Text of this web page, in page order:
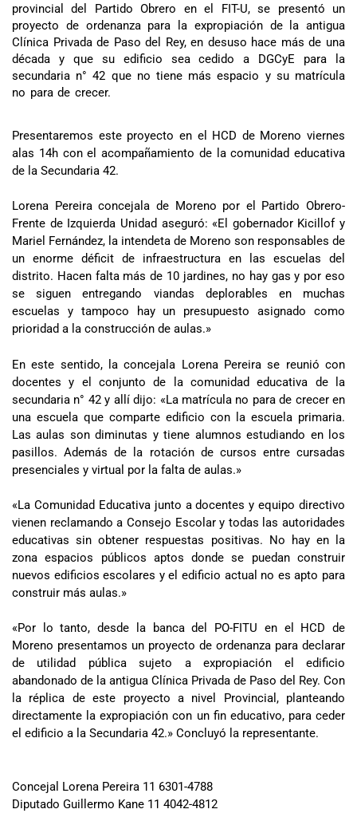
provincial del Partido Obrero en el FIT-U, se presentó un
proyecto de ordenanza para la expropiación de la antigua
Clínica Privada de Paso del Rey, en desuso hace más de una
década y que su edificio sea cedido a DGCyE para la
secundaria n° 42 que no tiene más espacio y su matrícula
no para de crecer.
Presentaremos este proyecto en el HCD de Moreno viernes
alas 14h con el acompañamiento de la comunidad educativa
de la Secundaria 42.
Lorena Pereira concejala de Moreno por el Partido Obrero-
Frente de Izquierda Unidad aseguró: «El gobernador Kicillof y
Mariel Fernández, la intendeta de Moreno son responsables de
un enorme déficit de infraestructura en las escuelas del
distrito. Hacen falta más de 10 jardines, no hay gas y por eso
se siguen entregando viandas deplorables en muchas
escuelas y tampoco hay un presupuesto asignado como
prioridad a la construcción de aulas.»
En este sentido, la concejala Lorena Pereira se reunió con
docentes y el conjunto de la comunidad educativa de la
secundaria n° 42 y allí dijo: «La matrícula no para de crecer en
una escuela que comparte edificio con la escuela primaria.
Las aulas son diminutas y tiene alumnos estudiando en los
pasillos. Además de la rotación de cursos entre cursadas
presenciales y virtual por la falta de aulas.»
«La Comunidad Educativa junto a docentes y equipo directivo
vienen reclamando a Consejo Escolar y todas las autoridades
educativas sin obtener respuestas positivas. No hay en la
zona espacios públicos aptos donde se puedan construir
nuevos edificios escolares y el edificio actual no es apto para
construir más aulas.»
«Por lo tanto, desde la banca del PO-FITU en el HCD de
Moreno presentamos un proyecto de ordenanza para declarar
de utilidad pública sujeto a expropiación el edificio
abandonado de la antigua Clínica Privada de Paso del Rey. Con
la réplica de este proyecto a nivel Provincial, planteando
directamente la expropiación con un fin educativo, para ceder
el edificio a la Secundaria 42.» Concluyó la representante.
Concejal Lorena Pereira 11 6301-4788
Diputado Guillermo Kane 11 4042-4812